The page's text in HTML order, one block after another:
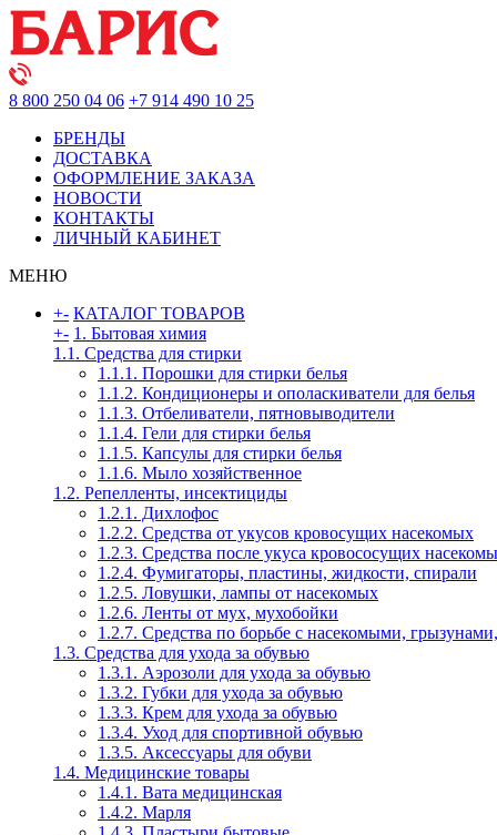
8 800 250 04 06 +7 914 490 10 25
БРЕНДЫ
ДОСТАВКА
ОФОРМЛЕНИЕ ЗАКАЗА
НОВОСТИ
КОНТАКТЫ
ЛИЧНЫЙ КАБИНЕТ
МЕНЮ
+- КАТАЛОГ ТОВАРОВ
+- 1. Бытовая химия
1.1. Средства для стирки
1.1.1. Порошки для стирки белья
1.1.2. Кондиционеры и ополаскиватели для белья
1.1.3. Отбеливатели, пятновыводители
1.1.4. Гели для стирки белья
1.1.5. Капсулы для стирки белья
1.1.6. Мыло хозяйственное
1.2. Репелленты, инсектициды
1.2.1. Дихлофос
1.2.2. Средства от укусов кровосущих насекомых
1.2.3. Средства после укуса кровососущих
1.2.4. Фумигаторы, пластины, жидкости, спирали
1.2.5. Ловушки, лампы от насекомых
1.2.6. Ленты от мух, мухобойки
1.2.7. Средства по борьбе с насекомыми, грызунами,
1.3. Средства для ухода за обувью
1.3.1. Аэрозоли для ухода за обувью
1.3.2. Губки для ухода за обувью
1.3.3. Крем для ухода за обувью
1.3.4. Уход для спортивной обувью
1.3.5. Аксессуары для обуви
1.4. Медицинские товары
1.4.1. Вата медицинская
1.4.2. Марля